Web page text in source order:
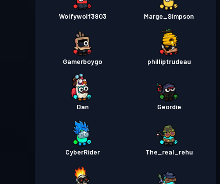
Wolfywolf3903 Marge_Simpson
Gamerboygo philliptrudeau
Dan Geordie
CyberRider The_real_rehu